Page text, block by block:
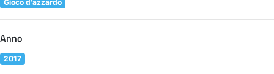
Gioco d'azzardo
Anno
2017